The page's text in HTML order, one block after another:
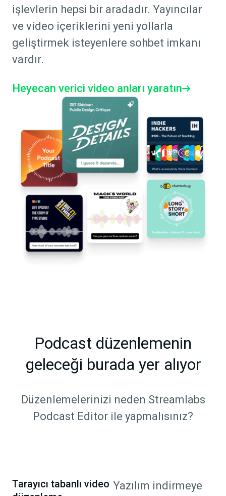
işlevlerin hepsi bir aradadır. Yayıncılar
ve video içeriklerini yeni yollarla
geliştirmek isteyenlere sohbet imkanı
vardır.
Heyecan verici video anları yaratın
Podcast düzenlemenin
geleceği burada yer alıyor
Düzenlemelerinizi neden Streamlabs
Podcast Editor ile yapmalısınız?
Tarayıcı tabanlı video Yazılım indirmeye